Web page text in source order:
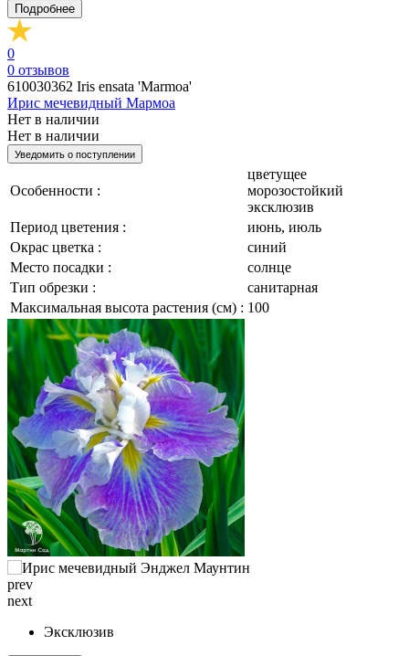
Подробнее
0
0 отзывов
610030362 Iris ensata 'Marmoa'
Ирис мечевидный Мармоа
Нет в наличии
Нет в наличии
Уведомить о поступлении
Особенности :
цветущее
морозостойкий
эксклюзив
Период цветения :
июнь, июль
Окрас цветка :
синий
Место посадки :
солнце
Тип обрезки :
санитарная
Максимальная высота растения (см) : 100
prev
next
Эксклюзив